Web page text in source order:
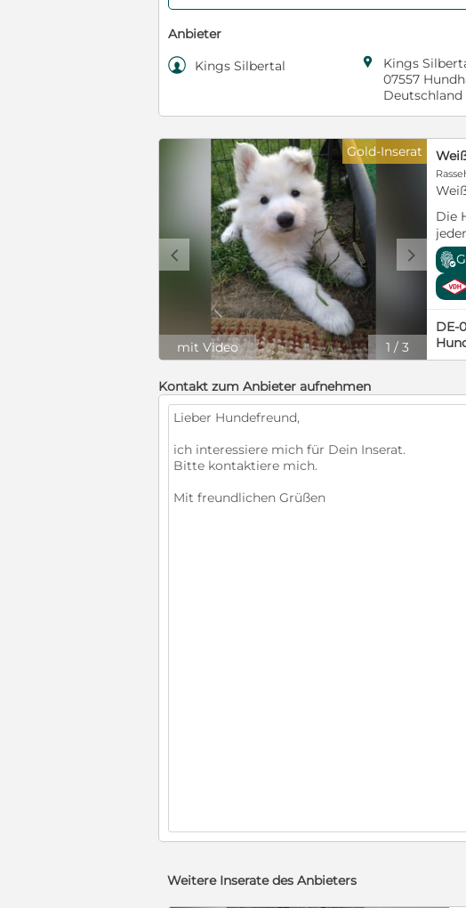
Anbieter
 Kings Silbertal 
Kings
07557
Deutschland
1 /3
c d
mit Video
Gold-Inserat
Die
DE-
Kontakt zum Anbieter aufnehmen
Weitere Inserate des Anbieters